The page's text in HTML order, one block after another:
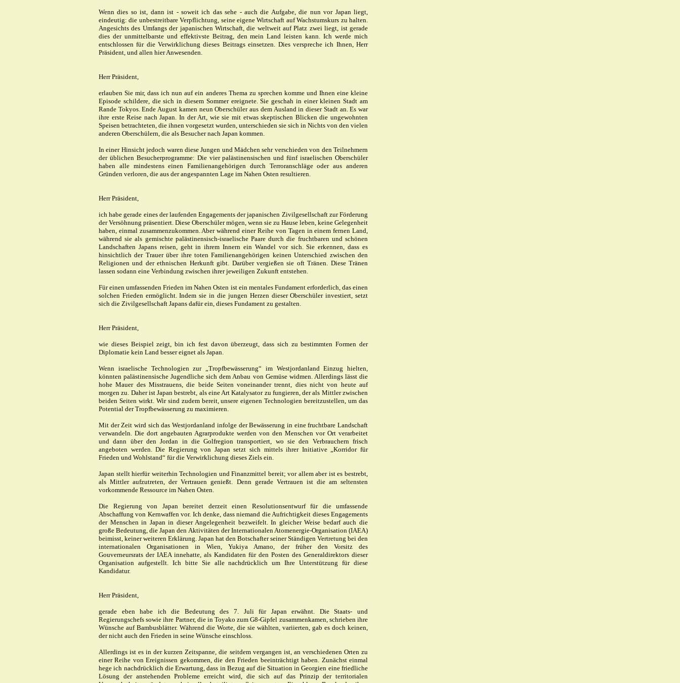
Wenn dies so ist, dann ist - soweit ich das sehe - auch die Aufgabe, die nun vor Japan liegt,
eindeutig: die unbestreitbare Verpflichtung, seine eigene Wirtschaft auf Wachstumskurs zu halten.
Angesichts des Umfangs der japanischen Wirtschaft, die weltweit auf Platz zwei liegt, ist gerade
dies der unmittelbarste und effektivste Beitrag, den mein Land leisten kann. Ich werde mich
entschlossen für die Verwirklichung dieses Beitrags einsetzen. Dies verspreche ich Ihnen, Herr
Präsident, und allen hier Anwesenden.
Herr Präsident,
erlauben Sie mir, dass ich nun auf ein anderes Thema zu sprechen komme und Ihnen eine kleine
Episode schildere, die sich in diesem Sommer ereignete. Sie geschah in einer kleinen Stadt am
Rande Tokyos. Ende August kamen neun Oberschüler aus dem Ausland in dieser Stadt an. Es war
ihre erste Reise nach Japan. In der Art, wie sie mit etwas skeptischen Blicken die ungewohnten
Speisen betrachteten, die ihnen vorgesetzt wurden, unterschieden sie sich in Nichts von den vielen
anderen Oberschülern, die als Besucher nach Japan kommen.
In einer Hinsicht jedoch waren diese Jungen und Mädchen sehr verschieden von den Teilnehmern
der üblichen Besucherprogramme: Die vier palästinensischen und fünf israelischen Oberschüler
haben alle mindestens einen Familienangehörigen durch Terroranschläge oder aus anderen
Gründen verloren, die aus der angespannten Lage im Nahen Osten resultieren.
Herr Präsident,
ich habe gerade eines der laufenden Engagements der japanischen Zivilgesellschaft zur Förderung
der Versöhnung präsentiert. Diese Oberschüler mögen, wenn sie zu Hause leben, keine Gelegenheit
haben, einmal zusammenzukommen. Aber während einer Reihe von Tagen in einem fernen Land,
während sie als gemischte palästinensisch-israelische Paare durch die fruchtbaren und schönen
Landschaften Japans reisen, geht in ihrem Innern ein Wandel vor sich. Sie erkennen, dass es
hinsichtlich der Trauer über ihre toten Familienangehörigen keinen Unterschied zwischen den
Religionen und der ethnischen Herkunft gibt. Darüber vergießen sie oft Tränen. Diese Tränen
lassen sodann eine Verbindung zwischen ihrer jeweiligen Zukunft entstehen.
Für einen umfassenden Frieden im Nahen Osten ist ein mentales Fundament erforderlich, das einen
solchen Frieden ermöglicht. Indem sie in die jungen Herzen dieser Oberschüler investiert, setzt
sich die Zivilgesellschaft Japans dafür ein, dieses Fundament zu gestalten.
Herr Präsident,
wie dieses Beispiel zeigt, bin ich fest davon überzeugt, dass sich zu bestimmten Formen der
Diplomatie kein Land besser eignet als Japan.
Wenn israelische Technologien zur „Tropfbewässerung“ im Westjordanland Einzug hielten,
könnten palästinensische Jugendliche sich dem Anbau von Gemüse widmen. Allerdings lässt die
hohe Mauer des Misstrauens, die beide Seiten voneinander trennt, dies nicht von heute auf
morgen zu. Daher ist Japan bestrebt, als eine Art Katalysator zu fungieren, der als Mittler zwischen
beiden Seiten wirkt. Wir sind zudem bereit, unsere eigenen Technologien bereitzustellen, um das
Potential der Tropfbewässerung zu maximieren.
Mit der Zeit wird sich das Westjordanland infolge der Bewässerung in eine fruchtbare Landschaft
verwandeln. Die dort angebauten Agrarprodukte werden von den Menschen vor Ort verarbeitet
und dann über den Jordan in die Golfregion transportiert, wo sie den Verbrauchern frisch
angeboten werden. Die Regierung von Japan setzt sich mittels ihrer Initiative „Korridor für
Frieden und Wohlstand“ für die Verwirklichung dieses Ziels ein.
Japan stellt hierfür weiterhin Technologien und Finanzmittel bereit; vor allem aber ist es bestrebt,
als Mittler aufzutreten, der Vertrauen genießt. Denn gerade Vertrauen ist die am seltensten
vorkommende Ressource im Nahen Osten.
Die Regierung von Japan bereitet derzeit einen Resolutionsentwurf für die umfassende
Abschaffung von Kernwaffen vor. Ich denke, dass niemand die Aufrichtigkeit dieses Engagements
der Menschen in Japan in dieser Angelegenheit bezweifelt. In gleicher Weise bedarf auch die
große Bedeutung, die Japan den Aktivitäten der Internationalen Atomenergie-Organisation (IAEA)
beimisst, keiner weiteren Erklärung. Japan hat den Botschafter seiner Ständigen Vertretung bei den
internationalen Organisationen in Wien, Yukiya Amano, der früher den Vorsitz des
Gouverneursrats der IAEA innehatte, als Kandidaten für den Posten des Generaldirektors dieser
Organisation aufgestellt. Ich bitte Sie alle nachdrücklich um Ihre Unterstützung für diese
Kandidatur.
Herr Präsident,
gerade eben habe ich die Bedeutung des 7. Juli für Japan erwähnt. Die Staats- und
Regierungschefs sowie ihre Partner, die in Toyako zum G8-Gipfel zusammenkamen, schrieben ihre
Wünsche auf Bambusblätter. Während die Worte, die sie wählten, variierten, gab es doch keinen,
der nicht auch den Frieden in seine Wünsche einschloss.
Allerdings ist es in der kurzen Zeitspanne, die seitdem vergangen ist, an verschiedenen Orten zu
einer Reihe von Ereignissen gekommen, die den Frieden beeinträchtigt haben. Zunächst einmal
hege ich nachdrücklich die Erwartung, dass in Bezug auf die Situation in Georgien eine friedliche
Lösung der anstehenden Probleme erreicht wird, die sich auf das Prinzip der territorialen